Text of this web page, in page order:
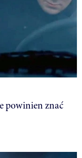
powinien znać